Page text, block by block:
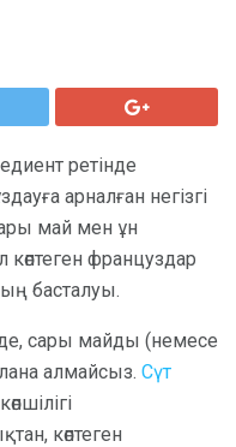
ретінде
арналған негізгі
май мен ұн
француздар
басталуы.
сары майды (немесе
алмайсыз. Сүт
көптеген